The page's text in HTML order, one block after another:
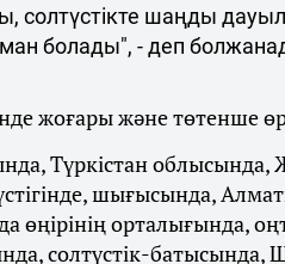
солтүстікте шаңды
болады", - деп
жоғары және төтенше
Түркістан
шығысында,
орталығында,
солтүстік-батысында,